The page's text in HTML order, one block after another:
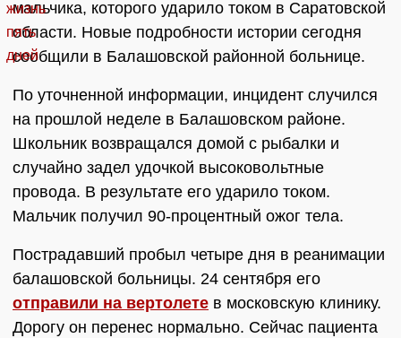
мальчика, которого ударило током в Саратовской
области. Новые подробности истории сегодня
сообщили в Балашовской районной больнице.
По уточненной информации, инцидент случился
на прошлой неделе в Балашовском районе.
Школьник возвращался домой с рыбалки и
случайно задел удочкой высоковольтные
провода. В результате его ударило током.
Мальчик получил 90-процентный ожог тела.
Пострадавший пробыл четыре дня в реанимации
балашовской больницы. 24 сентября его
отправили на вертолете в московскую клинику.
Дорогу он перенес нормально. Сейчас пациента